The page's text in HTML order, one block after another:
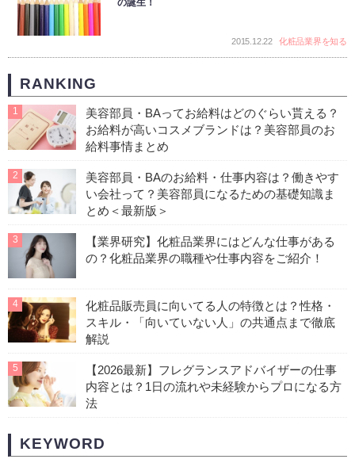
の誕生！
2015.12.22 化粧品業界を知る
RANKING
1
美容部員・BAってお給料はどのぐらい貰える？
お給料が高いコスメブランドは？美容部員のお
給料事情まとめ
2
美容部員・BAのお給料・仕事内容は？働きやす
い会社って？美容部員になるための基礎知識ま
とめ＜最新版＞
3
【業界研究】化粧品業界にはどんな仕事がある
の？化粧品業界の職種や仕事内容をご紹介！
4
化粧品販売員に向いてる人の特徴とは？性格・
スキル・「向いていない人」の共通点まで徹底
解説
5
【2026最新】フレグランスアドバイザーの仕事
内容とは？1日の流れや未経験からプロになる方
法
KEYWORD